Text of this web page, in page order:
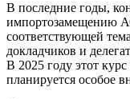
В последние годы,
импортозамещению
соответствующей
докладчиков и
В 2025 году этот
планируется особое